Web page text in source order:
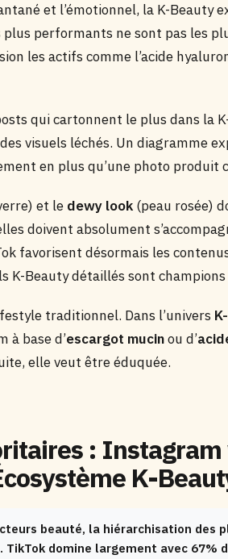
et l’émotionnel, la K-Beauty
performants ne sont pas les
les actifs comme l’acide
qui cartonnent le plus dans la
visuels léchés. Un diagramme
en plus qu’une photo produit
et le dewy look (peau rosée)
doivent absolument
favorisent désormais les
K-Beauty détaillés sont
traditionnel. Dans l’univers
à base d’escargot mucinou d’
elle veut être éduquée.
: Instagram
K-
beauté, la hiérarchisation des
TikTok domine largement avec 67%